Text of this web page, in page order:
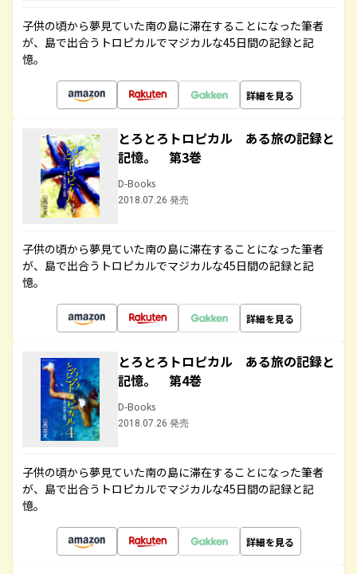
子供の頃から夢見ていた南の島に滞在することになった筆者
が、島で出合うトロピカルでマジカルな45日間の記録と記
憶。
詳細を見る
とろとろトロピカル ある旅の記録と
記憶。 第3巻
D-Books
2018.07.26 発売
子供の頃から夢見ていた南の島に滞在することになった筆者
が、島で出合うトロピカルでマジカルな45日間の記録と記
憶。
詳細を見る
とろとろトロピカル ある旅の記録と
記憶。 第4巻
D-Books
2018.07.26 発売
子供の頃から夢見ていた南の島に滞在することになった筆者
が、島で出合うトロピカルでマジカルな45日間の記録と記
憶。
詳細を見る